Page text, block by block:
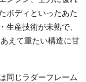
ボディといったあた
生産技術が未熟で、
えて重たい構造に甘
同じラダーフレーム